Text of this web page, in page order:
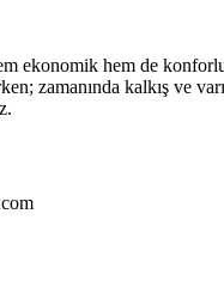
ekonomik hem de
zamanında kalkış ve